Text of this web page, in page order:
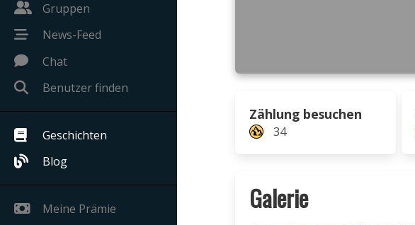
Gruppen
News-Feed
Chat
Benutzer finden
Geschichten
Blog
Meine Prämie
Zählung besuchen
34
Galerie